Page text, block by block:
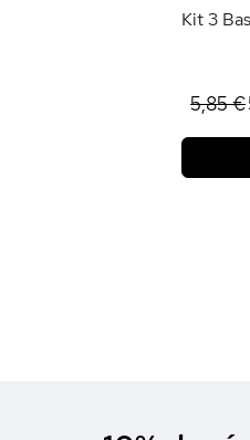
Kit 3
5,85 €